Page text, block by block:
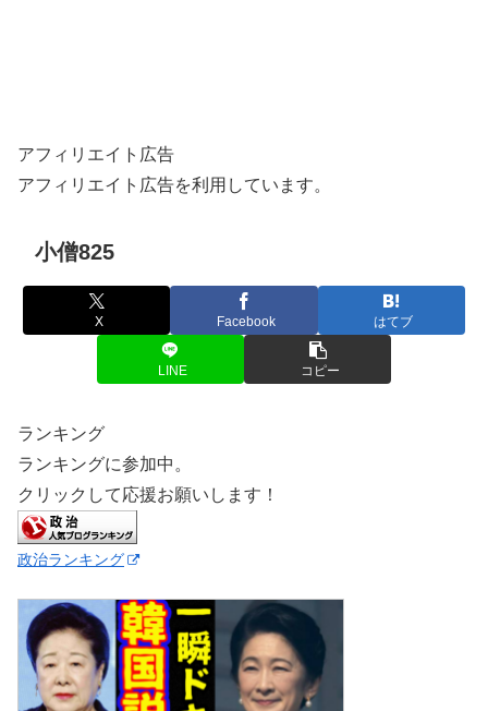
アフィリエイト広告
アフィリエイト広告を利用しています。
小僧825
X Facebook はてブ
LINE コピー
ランキング
ランキングに参加中。
クリックして応援お願いします！
政治ランキング